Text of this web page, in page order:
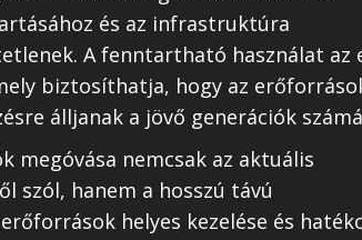
és az infrastruktúra
A fenntartható használat az
biztosíthatja, hogy az
álljanak a jövő generációk
megóvása nemcsak az aktuális
szól, hanem a hosszú távú
helyes kezelése és